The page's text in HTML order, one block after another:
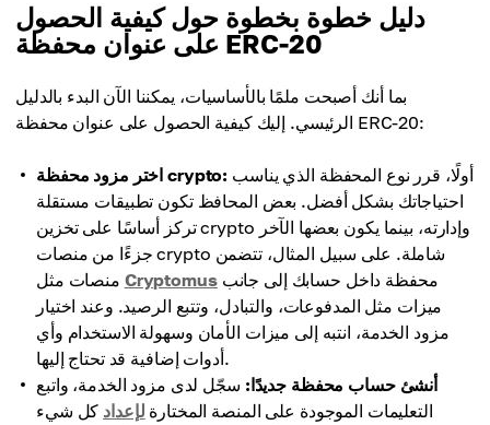
دليل خطوة بخطوة حول كيفية الحصول
على عنوان محفظة ERC-20
بما أنك أصبحت ملمًا بالأساسيات، يمكننا الآن البدء بالدليل
الرئيسي. إليك كيفية الحصول على عنوان محفظة ERC-20:
اختر مزود محفظة crypto:
احتياجاتك بشكل أفضل. بعض المحافظ تكون تطبيقات مستقلة
تركز أساسًا على تخزين crypto وإدارته، بينما يكون بعضها الآخر
جزءًا من منصات crypto شاملة. على سبيل المثال، تتضمن
Cryptomusمحفظة داخل حسابك إلى جانب
ميزات مثل المدفوعات، والتبادل، وتتبع الرصيد. وعند اختيار
مزود الخدمة، انتبه إلى ميزات الأمان وسهولة الاستخدام وأي
أدوات إضافية قد تحتاج إليها.
أنشئ حساب محفظة جديدًا: سجّل لدى مزود الخدمة، واتبع
التعليمات الموجودة على المنصة المختارة لإعداد كل شيء